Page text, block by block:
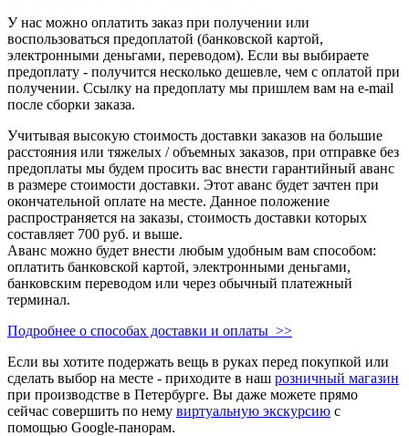
У нас можно оплатить заказ при получении или
воспользоваться предоплатой (банковской картой,
электронными деньгами, переводом). Если вы выбираете
предоплату - получится несколько дешевле, чем с оплатой при
получении. Ссылку на предоплату мы пришлем вам на e-mail
после сборки заказа.
Учитывая высокую стоимость доставки заказов на большие
расстояния или тяжелых / объемных заказов, при отправке без
предоплаты мы будем просить вас внести гарантийный аванс
в размере стоимости доставки. Этот аванс будет зачтен при
окончательной оплате на месте. Данное положение
распространяется на заказы, стоимость доставки которых
составляет 700 руб. и выше.
Аванс можно будет внести любым удобным вам способом:
оплатить банковской картой, электронными деньгами,
банковским переводом или через обычный платежный
терминал.
Подробнее о способах доставки и оплаты >>
Если вы хотите подержать вещь в руках перед покупкой или
сделать выбор на месте - приходите в наш розничный магазин
при производстве в Петербурге. Вы даже можете прямо
сейчас совершить по нему виртуальную экскурсию с
помощью Google-панорам.